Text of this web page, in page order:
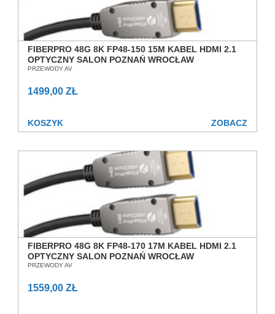
FIBERPRO 48G 8K FP48-150 15M KABEL HDMI 2.1
OPTYCZNY SALON POZNAŃ WROCŁAW
PRZEWODY AV
1499,00 ZŁ
KOSZYK ZOBACZ
FIBERPRO 48G 8K FP48-170 17M KABEL HDMI 2.1
OPTYCZNY SALON POZNAŃ WROCŁAW
PRZEWODY AV
1559,00 ZŁ